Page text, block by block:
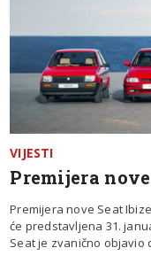
VIJESTI
Premijera
Premijera nove Seat
će predstavljena 31.
Seat je zvanično objavio